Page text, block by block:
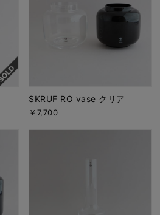
SKRUF RO vase クリア
￥7,700